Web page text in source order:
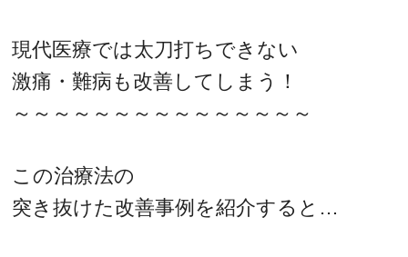
現代医療では太刀打ちできない
激痛・難病も改善してしまう！
～～～～～～～～～～～～～～～
この治療法の
突き抜けた改善事例を紹介すると…